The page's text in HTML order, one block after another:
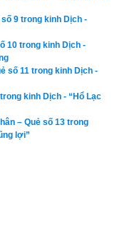
không được, tất
trộm tiền là do trí tuệ
bất nghĩa lòng dạ mới
Mông thì khá
quẻ nào, có hợp
hãy kiểm tra ngay
số 9 trong kinh Dịch -
10 trong kinh Dịch -
số 11 trong kinh Dịch -
kinh Dịch - “Hổ Lạc
– Quẻ số 13 trong
lợi”